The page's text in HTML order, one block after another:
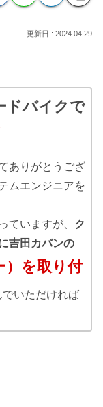
2024.04.29
ドバイクで
ありがとうござ
ムエンジニアを
ていますが、 ク
吉田カバンの
）を取り付
いただければ